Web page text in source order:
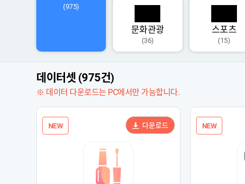
(975)
문화관광
(36)
스포츠
(15)
데이터셋 (975건)
※ 데이터 다운로드는 PC에서만 가능합니다.
NEW 다운로드 NEW